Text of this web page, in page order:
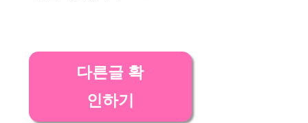
다른글 확
인하기